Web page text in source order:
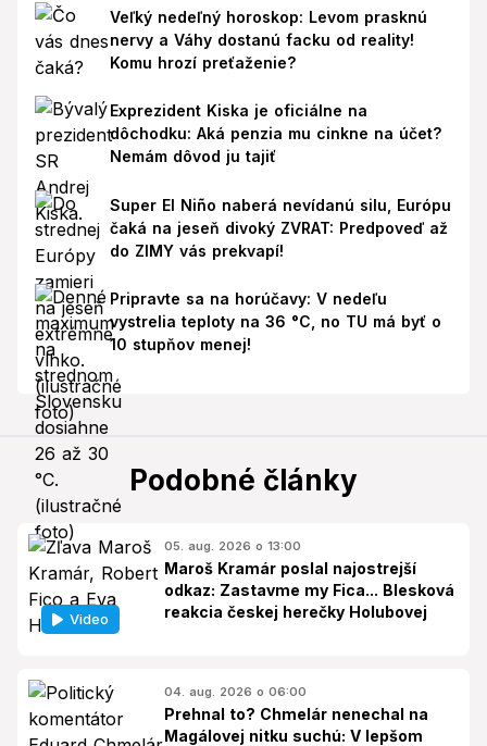
Veľký nedeľný horoskop: Levom prasknú
nervy a Váhy dostanú facku od reality!
Komu hrozí preťaženie?
Exprezident Kiska je oficiálne na
dôchodku: Aká penzia mu cinkne na účet?
Nemám dôvod ju tajiť
Super El Niño naberá nevídanú silu, Európu
čaká na jeseň divoký ZVRAT: Predpoveď až
do ZIMY vás prekvapí!
Pripravte sa na horúčavy: V nedeľu
vystrelia teploty na 36 °C, no TU má byť o
10 stupňov menej!
Podobné články
Video
05. aug. 2026 o 13:00
Maroš Kramár poslal najostrejší
odkaz: Zastavme my Fica... Blesková
reakcia českej herečky Holubovej
04. aug. 2026 o 06:00
Prehnal to? Chmelár nenechal na
Magálovej nitku suchú: V lepšom